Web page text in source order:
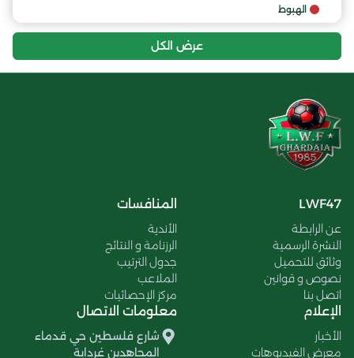
الهبوط
عرض الكل
LWF47
عن الرابطة
النشرة الرسمية
وثائق للتحميل
نصوص و قوانين
اتصل بنا
المنافسات
الأندية
الرزنامة و النتائج
جدول الترتيب
الملاعب
مركز الإحصائيات
الإعلام
الأخبار
معرض الفيديوهات
معلومات الاتصال
شارع فلسطين حي قدماء
المجاهدين غرداية